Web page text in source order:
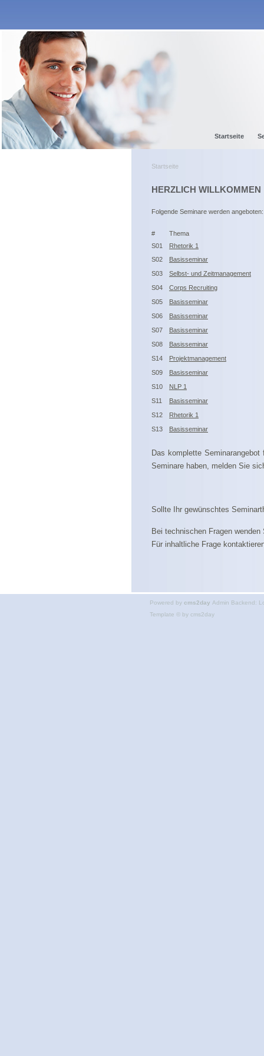
Startseite
Startseite
HERZLICH
Folgende Seminare werden angeboten:
#
Thema
S01
Rhetorik 1
S02
Basisseminar
S03
Selbst- und Zeitmanagement
S04
Corps Recruiting
S05
Basisseminar
S06
Basisseminar
S07
Basisseminar
S08
Basisseminar
S14
Projektmanagement
S09
Basisseminar
S10
NLP 1
S11
Basisseminar
S12
Rhetorik 1
S13
Basisseminar
Das komplette
Seminare haben, melden Sie
Sollte Ihr gewünschtes
Bei technischen Fragen
Für inhaltliche Frage
Powered by cms2day Admin Backend:
Template © by cms2day